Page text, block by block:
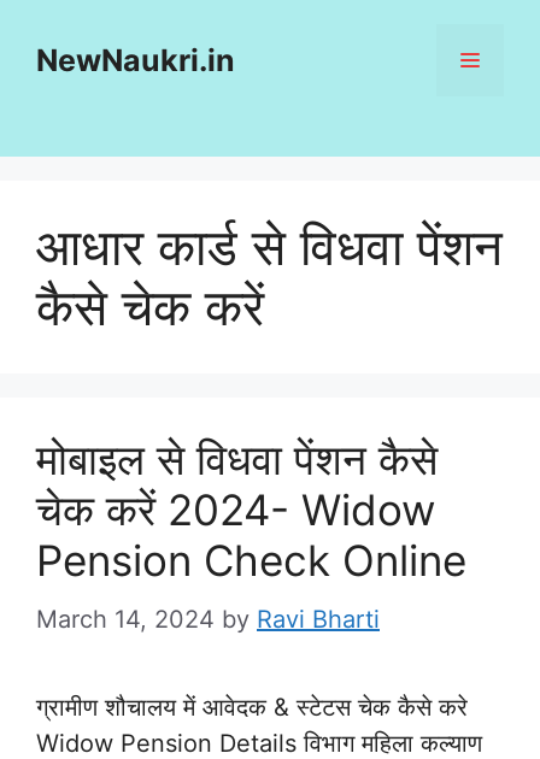
NewNaukri.in MENU
आधार कार्ड से विधवा पेंशन
कैसे चेक करें
मोबाइल से विधवा पेंशन कैसे
चेक करें 2024- Widow
Pension Check Online
March 14, 2024 by Ravi Bharti
ग्रामीण शौचालय में आवेदक & स्टेटस चेक कैसे करे
Widow Pension Details विभाग महिला कल्याण